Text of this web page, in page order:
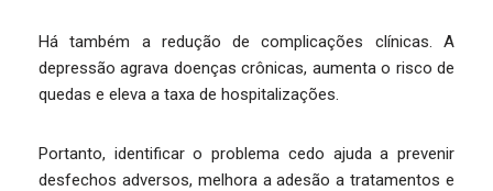
Há também a redução de complicações clínicas. A
depressão agrava doenças crônicas, aumenta o risco de
quedas e eleva a taxa de hospitalizações.
Portanto, identificar o problema cedo ajuda a prevenir
desfechos adversos, melhora a adesão a tratamentos e